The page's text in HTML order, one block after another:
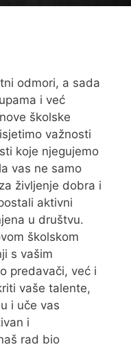
odmori, a sada
i već
školske
važnosti
koje njegujemo
vas ne samo
življenje dobra i
aktivni
u društvu.
školskom
s vašim
predavači, već i
vaše talente,
i uče vas
i
rad bio